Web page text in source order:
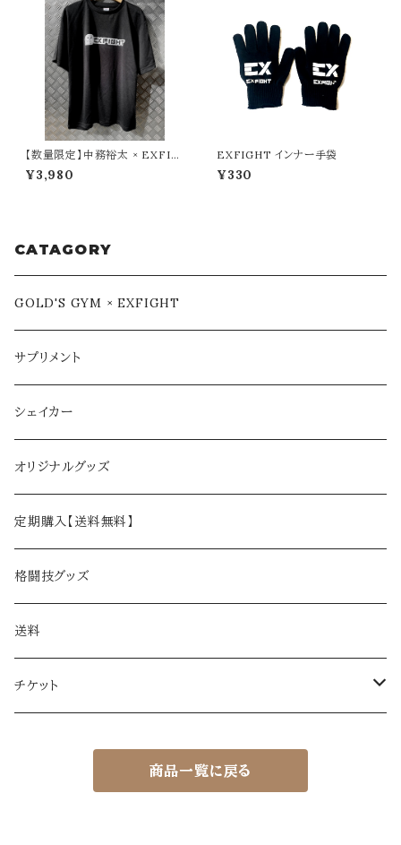
【数量限定】中務裕太 × EXFIG
HT Tシャツ（たかし けんこうだ
いいちver.）
¥3,980
EXFIGHT インナー手袋
¥330
CATAGORY
GOLD'S GYM × EXFIGHT
サプリメント
シェイカー
オリジナルグッズ
定期購入【送料無料】
格闘技グッズ
送料
チケット
EXFIGHT体験チケット（ビジター）
EXFIGHTシリーズ観覧チケット
商品一覧に戻る